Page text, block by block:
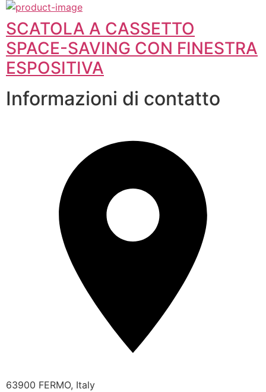
SCATOLA A CASSETTO
SPACE-SAVING CON FINESTRA
ESPOSITIVA
Informazioni di contatto
63900 FERMO, Italy